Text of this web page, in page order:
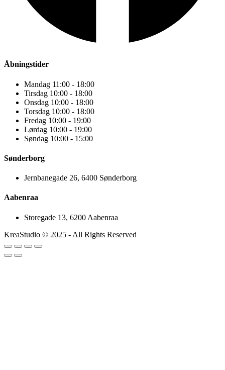
Åbningstider
Mandag 11:00 - 18:00
Tirsdag 10:00 - 18:00
Onsdag 10:00 - 18:00
Torsdag 10:00 - 18:00
Fredag 10:00 - 19:00
Lørdag 10:00 - 19:00
Søndag 10:00 - 15:00
Sønderborg
Jernbanegade 26, 6400 Sønderborg
Aabenraa
Storegade 13, 6200 Aabenraa
KreaStudio © 2025 - All Rights Reserved